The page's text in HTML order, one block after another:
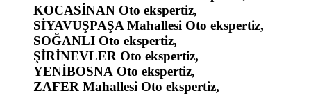
KOCASİNAN Oto ekspertiz,
SİYAVUŞPAŞA Mahallesi Oto ekspertiz,
SOĞANLI Oto ekspertiz,
ŞİRİNEVLER Oto ekspertiz,
YENİBOSNA Oto ekspertiz,
ZAFER Mahallesi Oto ekspertiz,